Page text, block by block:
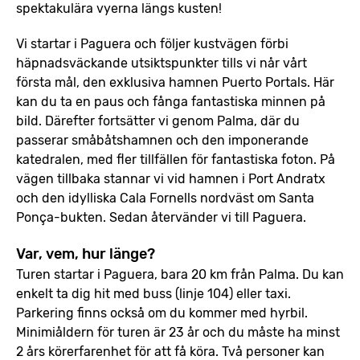
spektakulära vyerna längs kusten!
Vi startar i Paguera och följer kustvägen förbi
häpnadsväckande utsiktspunkter tills vi når vårt
första mål, den exklusiva hamnen Puerto Portals. Här
kan du ta en paus och fånga fantastiska minnen på
bild. Därefter fortsätter vi genom Palma, där du
passerar småbåtshamnen och den imponerande
katedralen, med fler tillfällen för fantastiska foton. På
vägen tillbaka stannar vi vid hamnen i Port Andratx
och den idylliska Cala Fornells nordväst om Santa
Ponça-bukten. Sedan återvänder vi till Paguera.
Var, vem, hur länge?
Turen startar i Paguera, bara 20 km från Palma. Du kan
enkelt ta dig hit med buss (linje 104) eller taxi.
Parkering finns också om du kommer med hyrbil.
Minimiåldern för turen är 23 år och du måste ha minst
2 års körerfarenhet för att få köra. Två personer kan